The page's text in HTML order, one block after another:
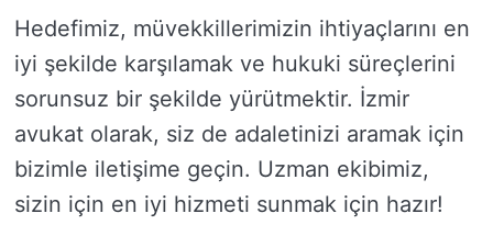
Hedefimiz, müvekkillerimizin ihtiyaçlarını en
iyi şekilde karşılamak ve hukuki süreçlerini
sorunsuz bir şekilde yürütmektir. İzmir
avukat olarak, siz de adaletinizi aramak için
bizimle iletişime geçin. Uzman ekibimiz,
sizin için en iyi hizmeti sunmak için hazır!